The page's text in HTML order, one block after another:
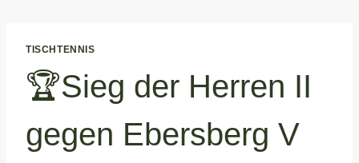
TISCHTENNIS
🏆Sieg der Herren II
gegen Ebersberg V